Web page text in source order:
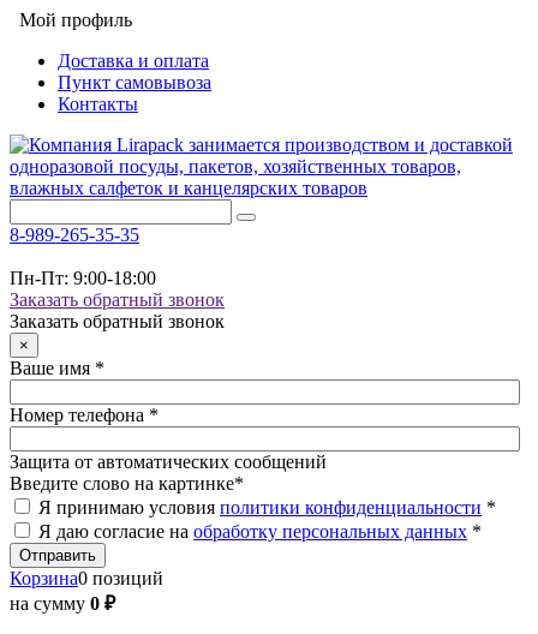
Мой профиль
Доставка и оплата
Пункт самовывоза
Контакты
8-989-265-35-35
Пн-Пт: 9:00-18:00
Заказать обратный звонок
Заказать обратный звонок
×
Ваше имя *
Номер телефона *
Защита от автоматических сообщений
Введите слово на картинке*
Я принимаю условия политики конфиденциальности *
Я даю согласие на обработку персональных данных *
Корзина0 позиций
на сумму 0 ₽